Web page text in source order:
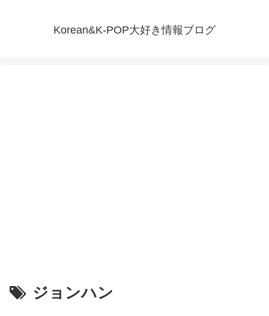
Korean&K-POP大好き情報ブログ
ジョンハン